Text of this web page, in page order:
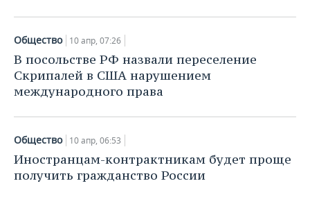
Общество 10 апр, 07:26
В посольстве РФ назвали переселение
Скрипалей в США нарушением
международного права
Общество 10 апр, 06:53
Иностранцам-контрактникам будет проще
получить гражданство России